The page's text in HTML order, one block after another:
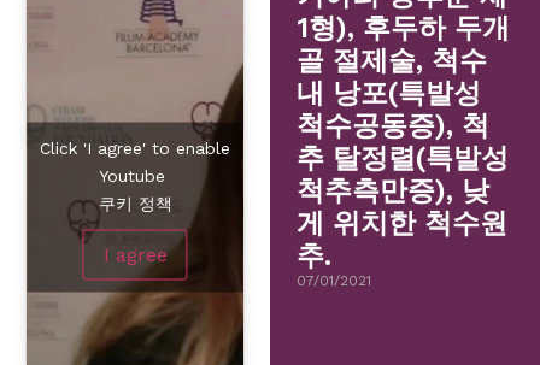
Click 'I agree' to enable
Youtube
쿠키 정책
I agree
1형), 후두하 두개
골 절제술, 척수
내 낭포(특발성
척수공동증), 척
추 탈정렬(특발성
척추측만증), 낮
게 위치한 척수원
추.
07/01/2021